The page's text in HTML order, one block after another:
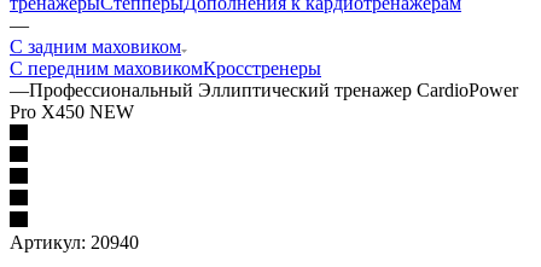
—
С задним маховиком
С передним маховикомКросстренеры
—Профессиональный Эллиптический тренажер CardioPower
Pro X450 NEW
Артикул: 20940